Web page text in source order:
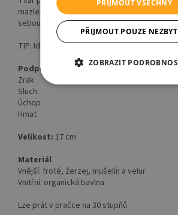
mazlení. Díky praktické velikosti si můžete
sebou, a tak máte o zábavu postaráno ať už
TIP: Ideální dárek k narození, narozeninám
Podporuje
Zrak
Sluch
Úchop
Hmat
Velikost: 17 cm
Materiál
Vnější: froté, žerzej, mušelín a velur
Vnitřní: organická bavlna
Lze prát v pračce na 30 stupňů
PŘIJMOUT VŠECHNY
PŘIJMOUT POUZE
ZOBRAZIT